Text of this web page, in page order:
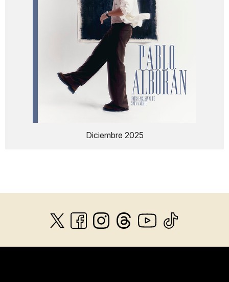
Diciembre 2025